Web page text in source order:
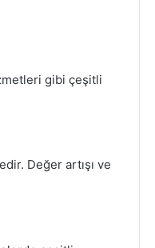
gibi çeşitli
Değer artışı ve